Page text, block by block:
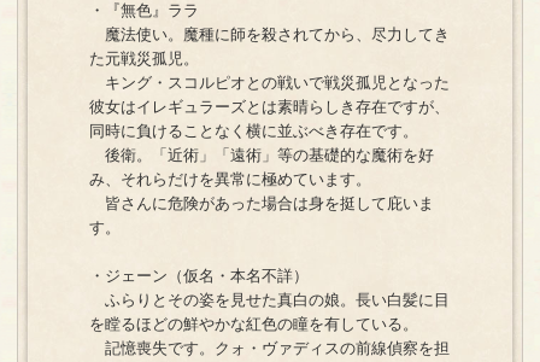
・『無色』ララ
魔法使い。魔種に師を殺されてから、尽力してき
た元戦災孤児。
キング・スコルピオとの戦いで戦災孤児となった
彼女はイレギュラーズとは素晴らしき存在ですが、
同時に負けることなく横に並ぶべき存在です。
後衛。「近術」「遠術」等の基礎的な魔術を好
み、それらだけを異常に極めています。
皆さんに危険があった場合は身を挺して庇いま
す。
・ジェーン（仮名・本名不詳）
ふらりとその姿を見せた真白の娘。長い白髪に目
を瞠るほどの鮮やかな紅色の瞳を有している。
記憶喪失です。クォ・ヴァディスの前線偵察を担